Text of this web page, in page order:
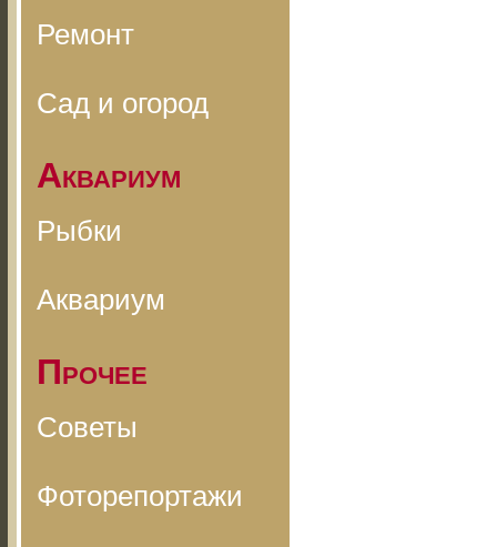
Ремонт
Сад и огород
Аквариум
Рыбки
Аквариум
Прочее
Советы
Фоторепортажи